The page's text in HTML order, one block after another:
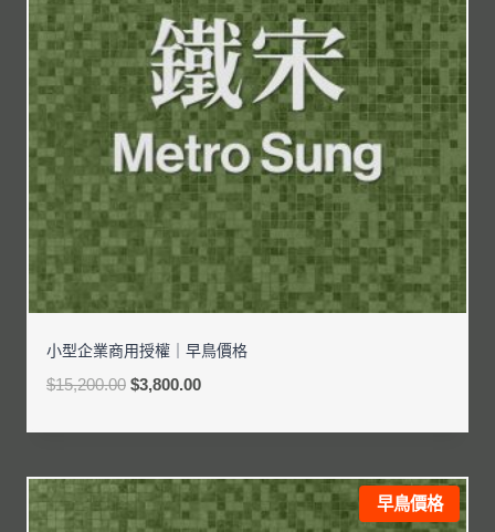
小型企業商用授權｜早鳥價格
$15,200.00 $3,800.00
早鳥價格